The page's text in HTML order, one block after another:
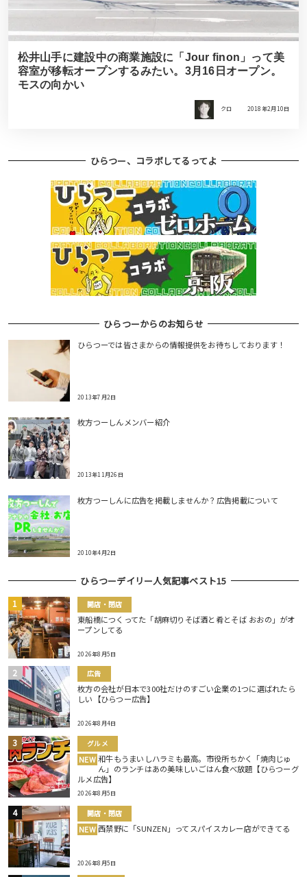
松井山手に建設中の商業施設に「Jour finon」って美
容室が移転オープンするみたい。3月16日オープン。
モスの向かい
クロ 2018年2月10日
ひらつー、コラボしてるってよ
ひらつーからのお知らせ
ひらつーでは皆さまからの情報提供をお待ちしております！
2013年7月2日
枚方つーしんメンバー紹介
2013年11月26日
枚方つーしんに広告を掲載しませんか？広告掲載について
2010年4月2日
ひらつーデイリー人気記事ベスト15
開店・閉店
東船橋につくってた「胡麻切りそば酒と肴とそば おおの」がオ
ープンしてる
2026年8月5日
広告
枚方の会社が日本で300社だけのすごい企業の1つに選ばれたら
しい【ひらつー広告】
2026年8月4日
グルメ
NEW 和牛もうまいしハラミも最高。市役所ちかく「焼肉じゅ
ん」のランチはあの美味しいごはん食べ放題【ひらつーグ
ルメ広告】
2026年8月5日
開店・閉店
NEW 西禁野に「SUNZEN」ってスパイスカレー店ができてる
2026年8月5日